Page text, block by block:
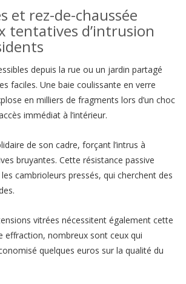
et rez-de-chaussée
tentatives d’intrusion
depuis la rue ou un jardin partagé
faciles. Une baie coulissante en verre
en milliers de fragments lors d’un choc
immédiat à l’intérieur.
de son cadre, forçant l’intrus à
bruyantes. Cette résistance passive
cambrioleurs pressés, qui cherchent des
vitrées nécessitent également cette
effraction, nombreux sont ceux qui
quelques euros sur la qualité du